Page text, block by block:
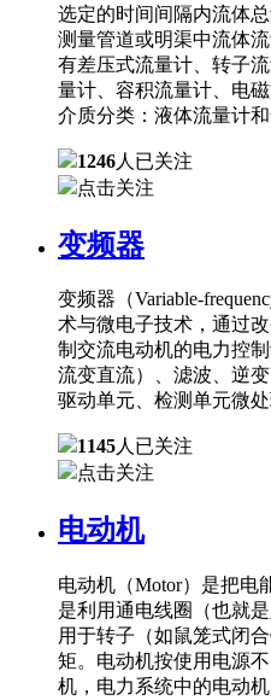
选定的时间间隔内流体
测量管道或明渠中流体
有差压式流量计、转子
量计、容积流量计、电
介质分类：液体流量计和
1246人已关注
点击关注
变频器
变频器（Variable-
术与微电子技术，通过
制交流电动机的电力控
流变直流）、滤波、逆
驱动单元、检测单元微处
1145人已关注
点击关注
电动机
电动机（Motor）是把电
是利用通电线圈（也就
用于转子（如鼠笼式闭
矩。电动机按使用电源
机，电力系统中的电动